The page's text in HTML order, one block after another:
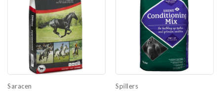
Saracen
Spillers